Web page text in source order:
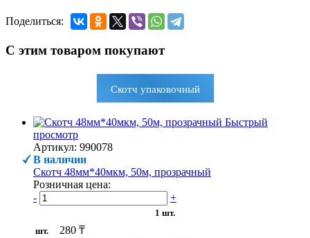
Поделиться:
С этим товаром покупают
Скотч упаковочный
Быстрый
просмотр
Артикул: 990078
В наличии
Скотч 48мм*40мкм, 50м, прозрачный
Розничная цена:
-
+
1 шт.
шт.
280 ₸